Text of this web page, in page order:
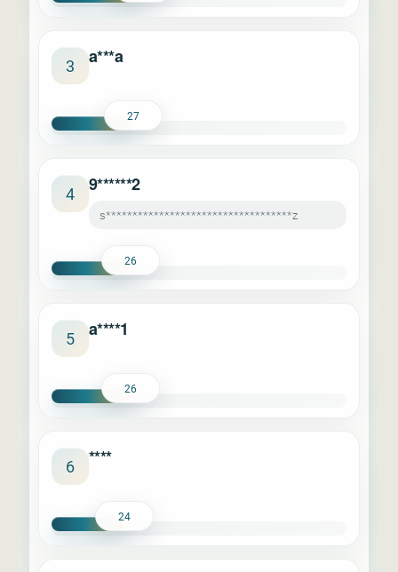
3 a***a
27
4 9******2
s***********************************z
26
5 a****1
26
6 ****
24